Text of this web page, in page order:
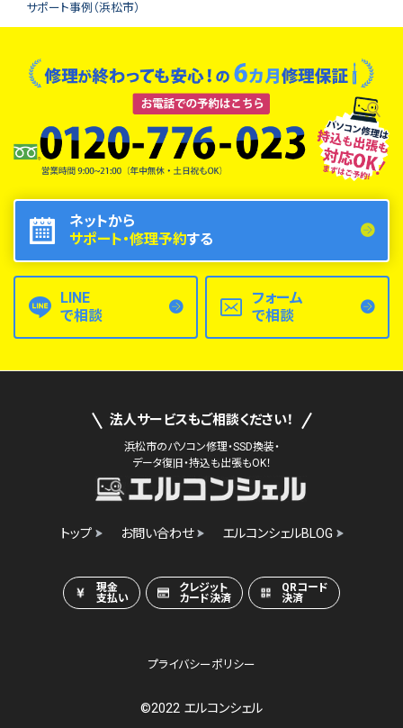
サポート事例（浜松市）
ネットから
サポート・修理予約する
LINE
で相談
フォーム
で相談
法人サービスもご相談ください！
浜松市のパソコン修理・SSD換装・
データ復旧・持込も出張もOK！
トップ お問い合わせ エルコンシェルBLOG
現金
支払い
クレジット
カード決済
QRコード
決済
プライバシーポリシー
©2022 エルコンシェル